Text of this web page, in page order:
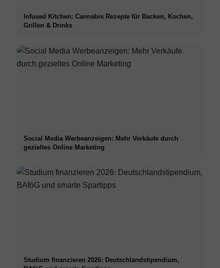
Infused Kitchen: Cannabis Rezepte für Backen, Kochen,
Grillen & Drinks
Social Media Werbeanzeigen: Mehr Verkäufe durch
gezieltes Online Marketing
Studium finanzieren 2026: Deutschlandstipendium,